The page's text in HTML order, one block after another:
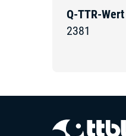
Q-TTR-Wert
2381